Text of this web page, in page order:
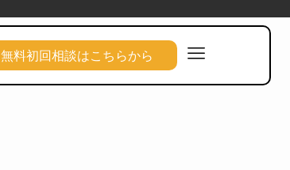
無料初回相談はこちらから